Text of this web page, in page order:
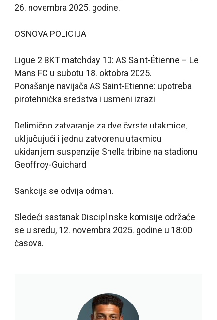
26. novembra 2025. godine.
OSNOVA POLICIJA
Ligue 2 BKT matchday 10: AS Saint-Étienne – Le
Mans FC u subotu 18. oktobra 2025.
Ponašanje navijača AS Saint-Etienne: upotreba
pirotehnička sredstva i usmeni izrazi
Delimično zatvaranje za dve čvrste utakmice,
uključujući i jednu zatvorenu utakmicu
ukidanjem suspenzije Snella tribine na stadionu
Geoffroy-Guichard
Sankcija se odvija odmah.
Sledeći sastanak Disciplinske komisije održaće
se u sredu, 12. novembra 2025. godine u 18:00
časova.